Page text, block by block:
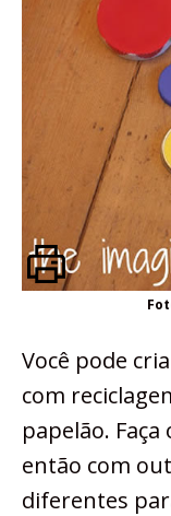
Você pode
com
papelão.
então com
diferentes